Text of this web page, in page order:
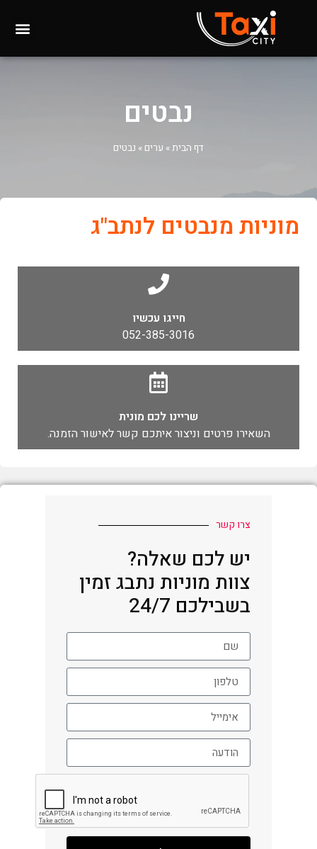
נבטים
דף הבית» ערים » נבטים
מוניות מנבטים לנתב"ג
חייגו עכשיו
052-385-3016
שריינו לכם מונית
השאירו פרטים וניצור איתכם קשר לאישור הזמנה.
צרו קשר
יש לכם שאלה?
צוות מוניות נתבג זמין
בשבילכם 24/7